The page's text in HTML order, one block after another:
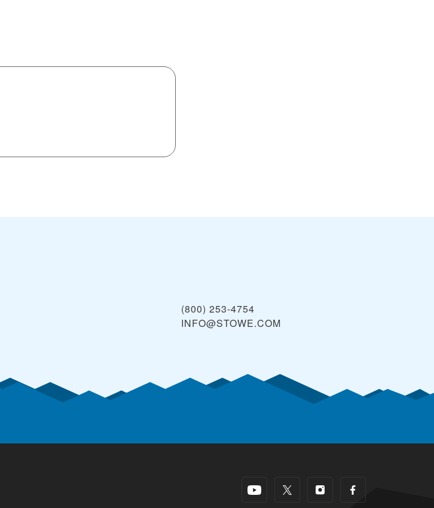
(800) 253-4754
INFO@STOWE.COM